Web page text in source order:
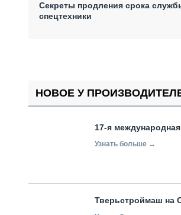
Секреты продления срока
спецтехники
НОВОЕ У
17-я
Узнать больше →
Тверьстроймаш на